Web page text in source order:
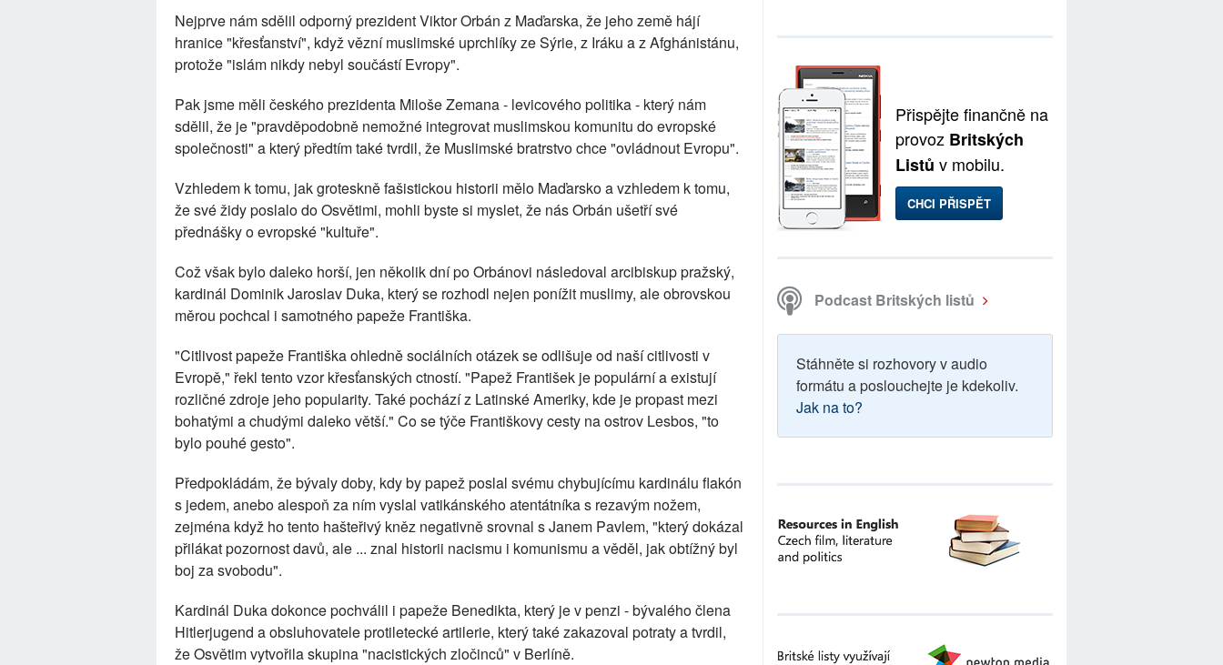
Nejprve nám sdělil odporný prezident Viktor Orbán z Maďarska, že jeho země hájí
hranice "křesťanství", když vězní muslimské uprchlíky ze Sýrie, z Iráku a z Afghánistánu,
protože "islám nikdy nebyl součástí Evropy".
Pak jsme měli českého prezidenta Miloše Zemana - levicového politika - který nám
sdělil, že je "pravděpodobně nemožné integrovat muslimskou komunitu do evropské
společnosti" a který předtím také tvrdil, že Muslimské bratrstvo chce "ovládnout Evropu".
Vzhledem k tomu, jak groteskně fašistickou historii mělo Maďarsko a vzhledem k tomu,
že své židy poslalo do Osvětimi, mohli byste si myslet, že nás Orbán ušetří své
přednášky o evropské "kultuře".
Což však bylo daleko horší, jen několik dní po Orbánovi následoval arcibiskup pražský,
kardinál Dominik Jaroslav Duka, který se rozhodl nejen ponížit muslimy, ale obrovskou
měrou pochcal i samotného papeže Františka.
"Citlivost papeže Františka ohledně sociálních otázek se odlišuje od naší citlivosti v
Evropě," řekl tento vzor křesťanských ctností. "Papež František je populární a existují
rozličné zdroje jeho popularity. Také pochází z Latinské Ameriky, kde je propast mezi
bohatými a chudými daleko větší." Co se týče Františkovy cesty na ostrov Lesbos, "to
bylo pouhé gesto".
Předpokládám, že bývaly doby, kdy by papež poslal svému chybujícímu kardinálu flakón
s jedem, anebo alespoň za ním vyslal vatikánského atentátníka s rezavým nožem,
zejména když ho tento hašteřivý kněz negativně srovnal s Janem Pavlem, "který dokázal
přilákat pozornost davů, ale ... znal historii nacismu i komunismu a věděl, jak obtížný byl
boj za svobodu".
Kardinál Duka dokonce pochválil i papeže Benedikta, který je v penzi - bývalého člena
Hitlerjugend a obsluhovatele protiletecké artilerie, který také zakazoval potraty a tvrdil,
že Osvětim vytvořila skupina "nacistických zločinců" v Berlíně.
Přispějte finančně na
provoz Britských
Listů v mobilu.
CHCI PŘISPĚT
Podcast Britských listů
Stáhněte si rozhovory v audio
formátu a poslouchejte je kdekoliv.
Jak na to?